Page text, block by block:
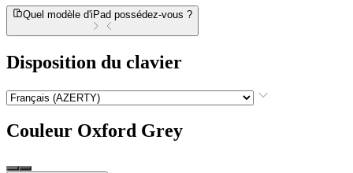
Quel modèle d'iPad possédez-vous ?
Disposition du clavier
Couleur Oxford Grey